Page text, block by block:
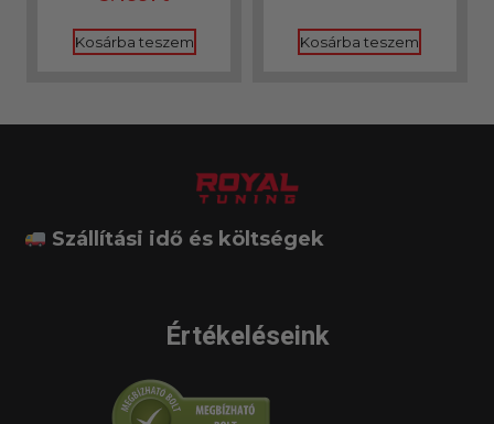
Kosárba teszem Kosárba teszem
Szállítási idő és költségek
Értékeléseink